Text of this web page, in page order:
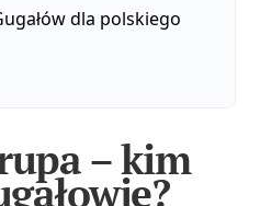
dla polskiego
– kim